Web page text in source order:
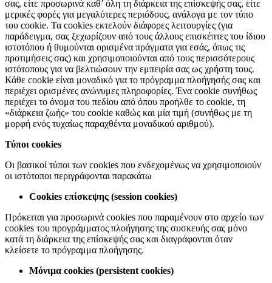
σας, είτε προσωρινά καθ’ όλη τη διάρκεια της επίσκεψής σας, είτε
μερικές φορές για μεγαλύτερες περιόδους, ανάλογα με τον τύπο
του cookie. Τα cookies εκτελούν διάφορες λειτουργίες (για
παράδειγμα, σας ξεχωρίζουν από τους άλλους επισκέπτες του ίδιου
ιστοτόπου ή θυμούνται ορισμένα πράγματα για εσάς, όπως τις
προτιμήσεις σας) και χρησιμοποιούνται από τους περισσότερους
ιστότοπους για να βελτιώσουν την εμπειρία σας ως χρήστη τους.
Κάθε cookie είναι μοναδικό για το πρόγραμμα πλοήγησής σας και
περιέχει ορισμένες ανώνυμες πληροφορίες. Ένα cookie συνήθως
περιέχει το όνομα του πεδίου από όπου προήλθε το cookie, τη
«διάρκεια ζωής» του cookie καθώς και μία τιμή (συνήθως με τη
μορφή ενός τυχαίως παραχθέντα μοναδικού αριθμού).
Τύποι cookies
Οι βασικοί τύποι των cookies που ενδεχομένως να χρησιμοποιούν
οι ιστότοποι περιγράφονται παρακάτω
Cookies επίσκεψης (session cookies)
Πρόκειται για προσωρινά cookies που παραμένουν στο αρχείο των
cookies του προγράμματος πλοήγησης της συσκευής σας μόνο
κατά τη διάρκεια της επίσκεψής σας και διαγράφονται όταν
κλείσετε το πρόγραμμα πλοήγησης.
Μόνιμα cookies (persistent cookies)